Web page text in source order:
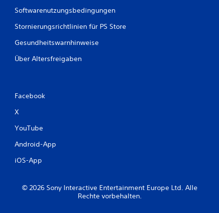
Softwarenutzungsbedingungen
Stornierungsrichtlinien für PS Store
Gesundheitswarnhinweise
Über Altersfreigaben
Facebook
X
YouTube
Android-App
iOS-App
© 2026 Sony Interactive Entertainment Europe Ltd. Alle
Rechte vorbehalten.